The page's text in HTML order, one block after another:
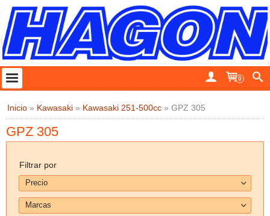
0
Inicio » Kawasaki » Kawasaki 251-500cc » GPZ 305
GPZ 305
Filtrar por
Precio
Marcas